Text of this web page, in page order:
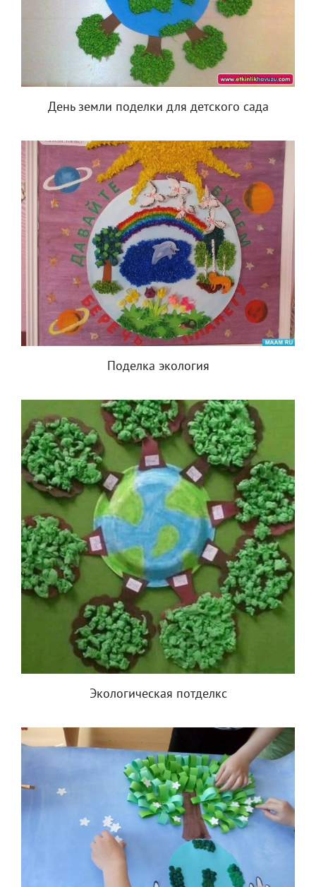
День земли поделки для детского сада
Поделка экология
Экологическая потделкс